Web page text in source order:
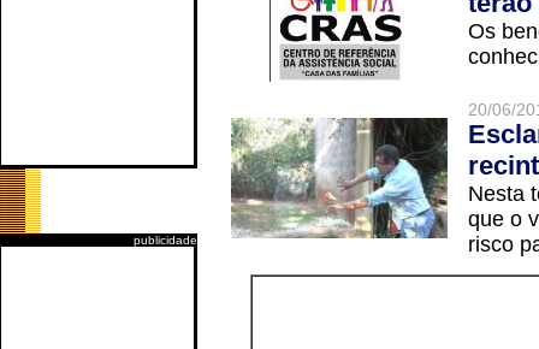
publicidade
Os
20/06/
Nesta
que o
risco